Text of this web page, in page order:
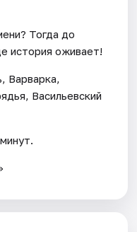
Тогда до
история оживает!
Варварка,
Васильевский